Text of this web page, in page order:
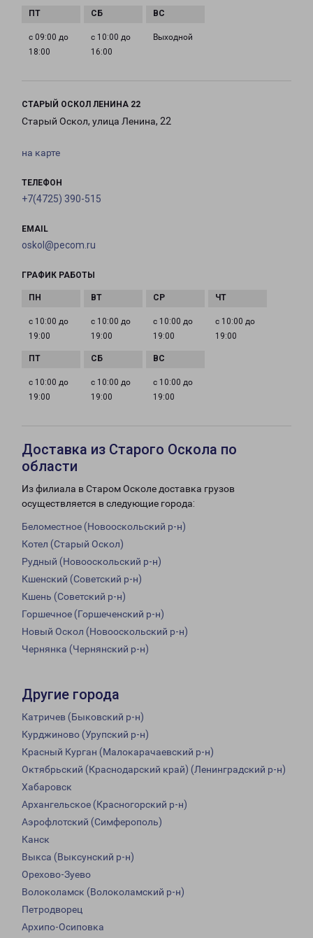
с 09:00 до
18:00
с 10:00 до
16:00
Выходной
СТАРЫЙ ОСКОЛ ЛЕНИНА 22
Старый Оскол, улица Ленина, 22
на карте
ТЕЛЕФОН
+7(4725) 390-515
EMAIL
oskol@pecom.ru
ГРАФИК РАБОТЫ
с 10:00 до
19:00
с 10:00 до
19:00
с 10:00 до
19:00
с 10:00 до
19:00
с 10:00 до
19:00
с 10:00 до
19:00
с 10:00 до
19:00
Доставка из Старого Оскола по
области
Из филиала в Старом Осколе доставка грузов
осуществляется в следующие города:
Беломестное (Новооскольский р-н)
Котел (Старый Оскол)
Рудный (Новооскольский р-н)
Кшенский (Советский р-н)
Кшень (Советский р-н)
Горшечное (Горшеченский р-н)
Новый Оскол (Новооскольский р-н)
Чернянка (Чернянский р-н)
Другие города
Катричев (Быковский р-н)
Курджиново (Урупский р-н)
Красный Курган (Малокарачаевский р-н)
Октябрьский (Краснодарский край) (Ленинградский р-н)
Хабаровск
Архангельское (Красногорский р-н)
Аэрофлотский (Симферополь)
Канск
Выкса (Выксунский р-н)
Орехово-Зуево
Волоколамск (Волоколамский р-н)
Петродворец
Архипо-Осиповка